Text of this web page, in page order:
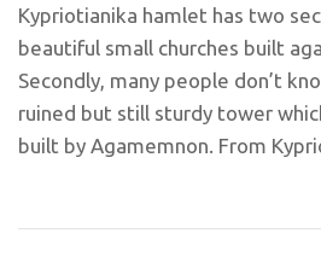
Kypriotianika hamlet has two
beautiful small churches built
Secondly, many people don’t
ruined but still sturdy tower
built by Agamemnon. From